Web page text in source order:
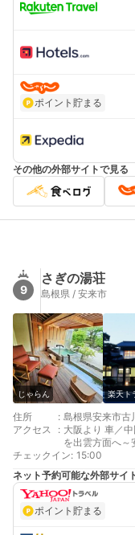
ポイント貯まる
その他の外部サイトで見る
9
さぎの湯荘
島根県 / 安来市
じゃらん 楽天ト
住所 : 島根県安来市古
アクセス
: 大阪より 車／
を出雲方面へ～
美術館方面へ10
分、または安来
広島より 車／
山陰道米子方面
足立美術館方
20分、または安
チェックイン: 15:00
ネット予約可能な外部サイ
ポイント貯まる